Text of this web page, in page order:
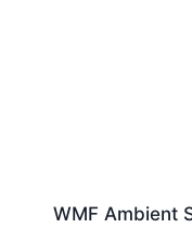
WMF Ambient